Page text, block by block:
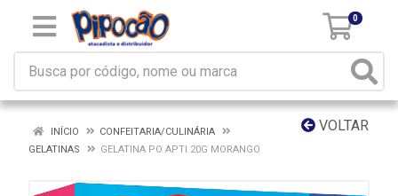
0
VOLTAR
INÍCIO
CONFEITARIA/CULINÁRIA
GELATINAS
GELATINA PO APTI 20G MORANGO